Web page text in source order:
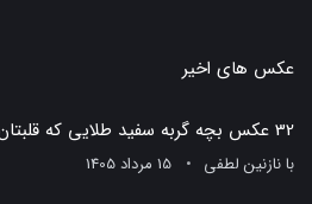
عکس های اخیر
32 عکس بچه گربه سفید طلایی که قلبتان را میبرد
بانازنین لطفی 15 مرداد 1405